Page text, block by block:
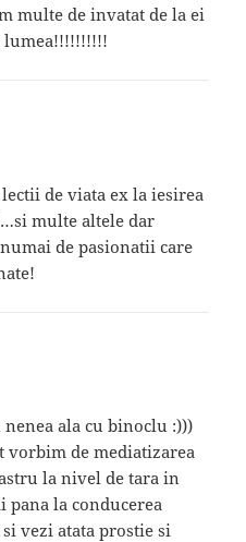
multe de invatat de la ei
lumea!!!!!!!!!!
de viata ex la iesirea
multe altele dar
de pasionatii care
ala cu binoclu :)))
de mediatizarea
la nivel de tara in
pana la conducerea
vezi atata prostie si